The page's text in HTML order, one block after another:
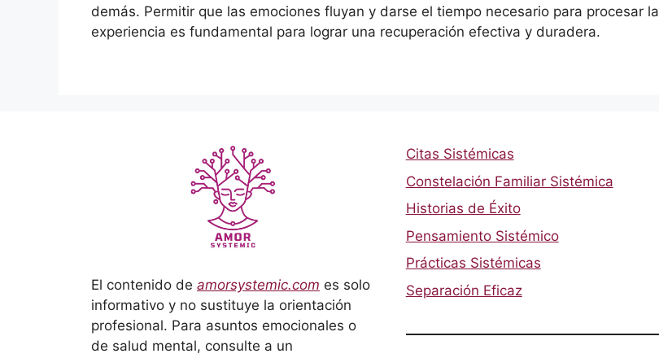
demás. Permitir que las emociones fluyan y darse el tiempo necesario para procesar la
experiencia es fundamental para lograr una recuperación efectiva y duradera.
El contenido de amorsystemic.com es solo
informativo y no sustituye la orientación
profesional. Para asuntos emocionales o
de salud mental, consulte a un
Citas Sistémicas
Constelación Familiar Sistémica
Historias de Éxito
Pensamiento Sistémico
Prácticas Sistémicas
Separación Eficaz